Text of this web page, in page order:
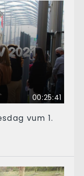
00:25:41
vum 1.